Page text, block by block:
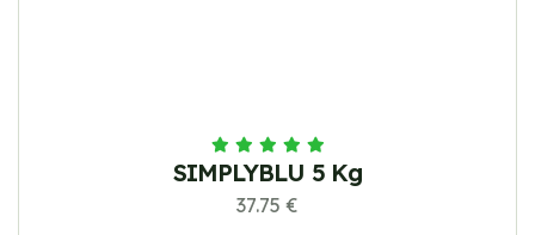
SIMPLYBLU 5 Kg
37.75 €